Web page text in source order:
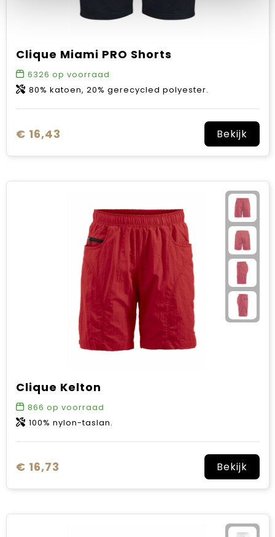
Clique Miami PRO Shorts
6326 op voorraad
80% katoen, 20% gerecycled polyester.
€ 16,43 Bekijk
Clique Kelton
866 op voorraad
100% nylon-taslan.
€ 16,73 Bekijk